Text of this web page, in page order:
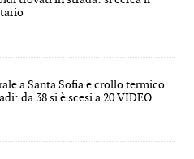
a Santa Sofia e crollo termico
da 38 si è scesi a 20 VIDEO